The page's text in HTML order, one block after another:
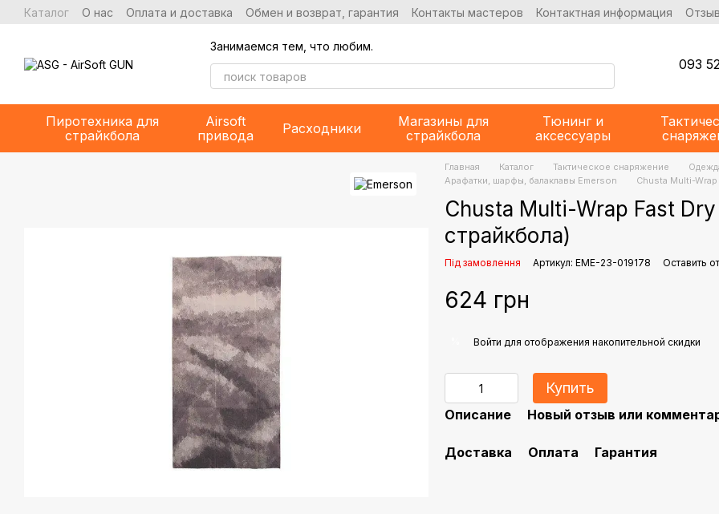
Перейти к основному контенту
Каталог О нас Оплата и доставка Обмен и возврат, гарантия Контакты мастеров Контактная информация
Занимаемся тем, что любим.
093
Пиротехника для
страйкбола
Airsoft
привода
Расходники
Магазины для
страйкбола
Тюнинг и
аксессуары
Главная Каталог Тактическое снаряжение
Арафатки, шарфы, балаклавы Emerson
Chusta Multi-
Chusta Multi-Wrap Fast
страйкбола)
Під замовлення Артикул: EME-23-019178 Оставить
624 грн
Войти для отображения накопительной скидки
Купить
Описание Новый отзыв или
Доставка Оплата Гарантия